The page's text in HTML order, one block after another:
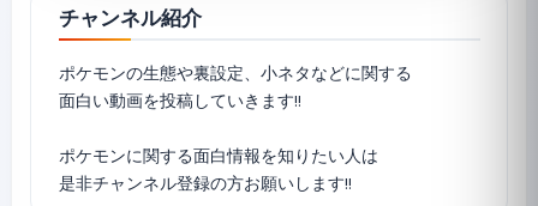
チャンネル紹介
ポケモンの生態や裏設定、小ネタなどに関する
面白い動画を投稿していきます!!
ポケモンに関する面白情報を知りたい人は